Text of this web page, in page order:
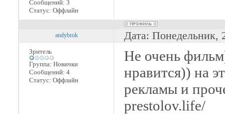
Сообщений: 3
Статус: Оффлайн
andybrok Дата: Понедельник,
Зритель
Группа: Новички
Сообщений: 4
Статус: Оффлайн
Не очень
нравится)) на
рекламы и
prestolov.life/